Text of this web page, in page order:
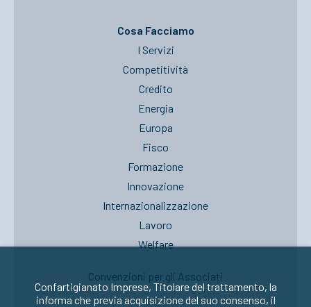
Cosa Facciamo
I Servizi
Competitività
Credito
Energia
Europa
Fisco
Formazione
Innovazione
Internazionalizzazione
Lavoro
Welfare
Convenzioni per gli Associati
Confartigianato Imprese, Titolare del trattamento, la
informa che previa acquisizione del suo consenso, il